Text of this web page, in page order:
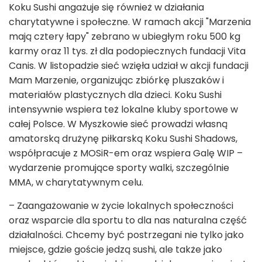
Koku Sushi angażuje się również w działania
charytatywne i społeczne. W ramach akcji "Marzenia
mają cztery łapy" zebrano w ubiegłym roku 500 kg
karmy oraz 11 tys. zł dla podopiecznych fundacji Vita
Canis. W listopadzie sieć wzięła udział w akcji fundacji
Mam Marzenie, organizując zbiórkę pluszaków i
materiałów plastycznych dla dzieci. Koku Sushi
intensywnie wspiera też lokalne kluby sportowe w
całej Polsce. W Myszkowie sieć prowadzi własną
amatorską drużynę piłkarską Koku Sushi Shadows,
współpracuje z MOSiR-em oraz wspiera Galę WIP –
wydarzenie promujące sporty walki, szczególnie
MMA, w charytatywnym celu.
– Zaangażowanie w życie lokalnych społeczności
oraz wsparcie dla sportu to dla nas naturalna część
działalności. Chcemy być postrzegani nie tylko jako
miejsce, gdzie goście jedzą sushi, ale także jako